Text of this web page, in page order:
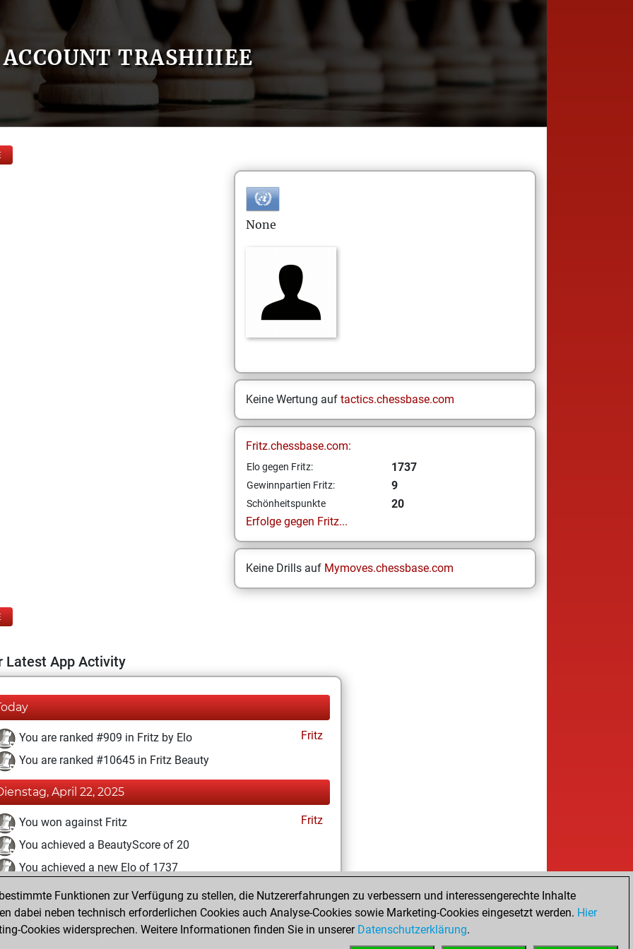
ACCOUNT TRASHIIIEE
None
Keine Wertung auf tactics.chessbase.com
Fritz.chessbase.com:
Elo gegen Fritz: 1737
Gewinnpartien Fritz: 9
Schönheitspunkte
20
Erfolge gegen Fritz...
Keine Drills auf Mymoves.chessbase.com
Latest App Activity
You are ranked #909 in Fritz by Elo
Fritz
You are ranked #10645 in Fritz Beauty
April 22, 2025
You won against Fritz
Fritz
You achieved a BeautyScore of 20
You achieved a new Elo of 1737
Montag, April 21, 2025
You created your Fritz account Fritz
Funktionen zur Verfügung zu stellen, die Nutzererfahrungen zu verbessern und interessengerechte Inhalte
dabei neben technisch erforderlichen Cookies auch Analyse-Cookies sowie Marketing-Cookies eingesetzt werden. Hier
Cookies widersprechen. Weitere Informationen finden Sie in unserer Datenschutzerklärung.